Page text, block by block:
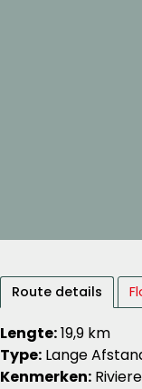
Route details
Lengte:19,9 km
Type: Lange
Kenmerken: